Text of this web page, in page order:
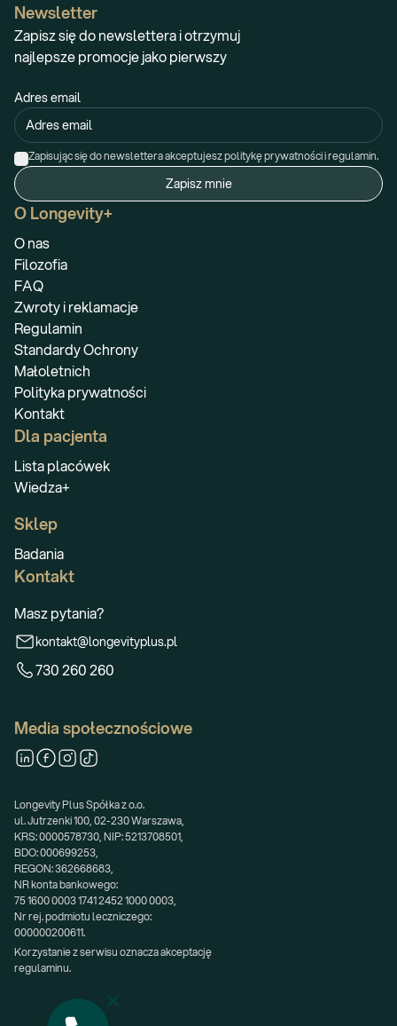
O Longevity+
O nas
Filozofia
FAQ
Zwroty i reklamacje
Regulamin
Standardy Ochrony
Małoletnich
Polityka prywatności
Kontakt
Dla pacjenta
Lista placówek
Wiedza+
Sklep
Badania
Kontakt
Masz pytania?
kontakt@longevityplus.pl
730 260 260
Media społecznościowe
Longevity Plus Spółka z o.o.
ul. Jutrzenki 100, 02-230 Warszawa,
KRS: 0000578730, NIP: 5213708501,
BDO: 000699253,
REGON: 362668683,
NR konta bankowego:
75 1600 0003 1741 2452 1000 0003,
Nr rej. podmiotu leczniczego:
000000200611.
Korzystanie z serwisu oznacza akceptację
regulaminu.
Newsletter
Zapisz się do newslettera i otrzymuj
najlepsze promocje jako pierwszy
Adres email
Zapisując się do newslettera akceptujesz politykę prywatności i regulamin.
Zapisz mnie